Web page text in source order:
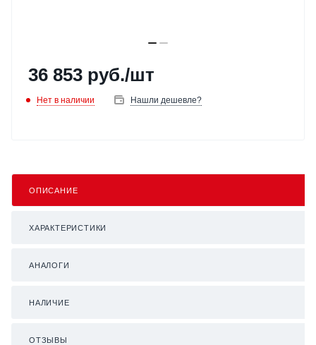
36 853 руб./шт
Нет в наличии Нашли дешевле?
ОПИСАНИЕ
ХАРАКТЕРИСТИКИ
АНАЛОГИ
НАЛИЧИЕ
ОТЗЫВЫ